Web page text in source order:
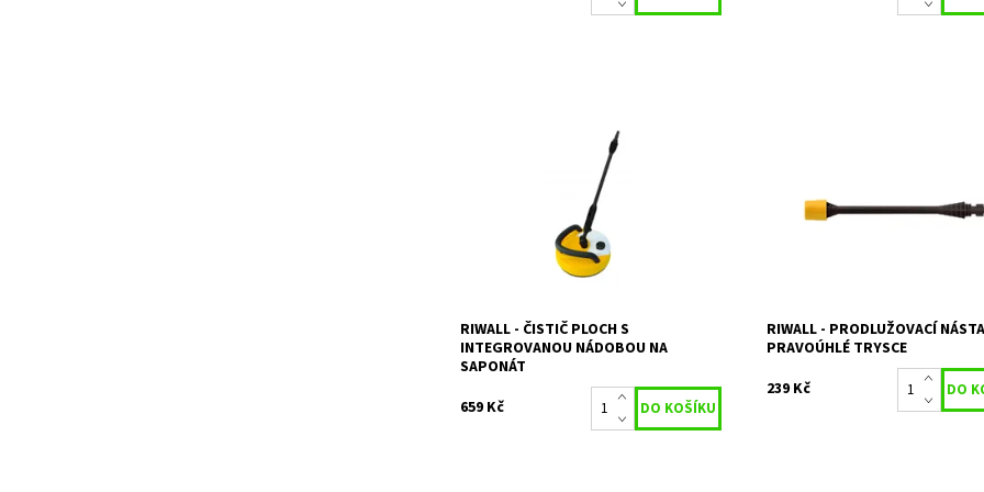
Čistič ploch PRO s madlem a
integrovanou nádobou na saponát
s výkyvnou hlavou, pro všechny
modely myček RIWALL
Na objednání,
skladem do 5 dnů
11865
RIWALL - ČISTIČ PLOCH S
INTEGROVANOU NÁDOBOU NA
SAPONÁT
659 Kč
Dostupnost:
Skladem 2
RIWALL - PRODLUŽOVACÍ
PRAVOÚHLÉ TRYSCE
239 Kč